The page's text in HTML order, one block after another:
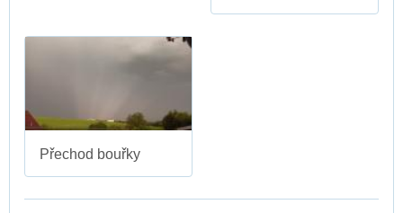
Přechod bouřky